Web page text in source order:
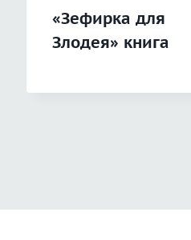
«Зефирка для
Злодея» книга